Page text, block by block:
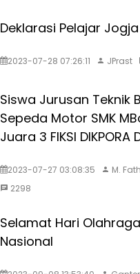
Deklarasi Pelajar Jogja
2023-07-28 07:26:11 JPrast
Siswa Jurusan Teknik
Sepeda Motor SMK
Juara 3 FIKSI DIKPORA
2023-07-27 03:08:35
M.
2298
Selamat Hari Olahraga
Nasional